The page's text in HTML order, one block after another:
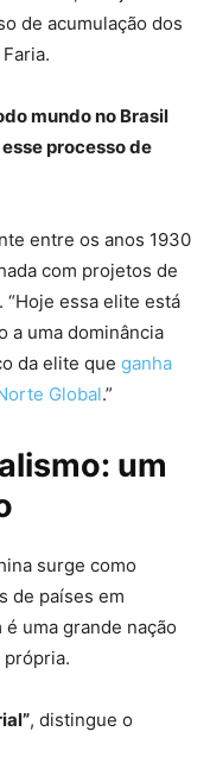
de acumulação dos
mundo no Brasil
processo de
entre os anos 1930
com projetos de
essa elite está
a uma dominância
da elite que ganha
Global.”
um
surge como
de países em
uma grande nação
, distingue o